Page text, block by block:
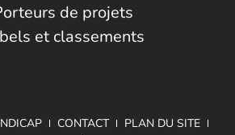
de projets
et classements
CONTACT
PLAN DU SITE